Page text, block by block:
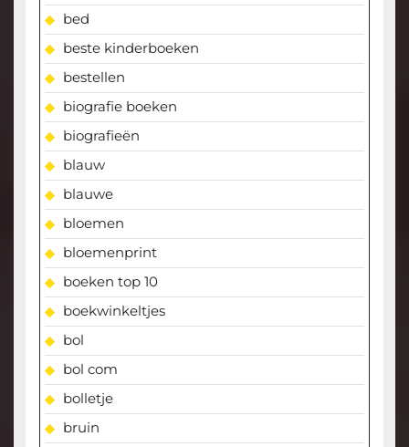
bed
beste kinderboeken
bestellen
biografie boeken
biografieën
blauw
blauwe
bloemen
bloemenprint
boeken top 10
boekwinkeltjes
bol
bol com
bolletje
bruin